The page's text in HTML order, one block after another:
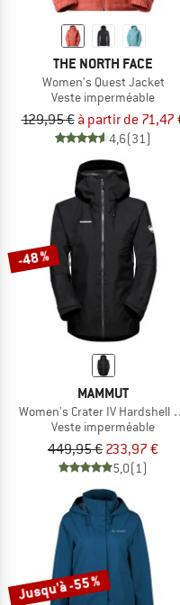
THE NORTH FACE
Women's Quest Jacket
Veste imperméable
129,95 € à partir de 71,47
4,6(31)
-48 %
MAMMUT
Women's Crater IV Hardshell
Veste imperméable
449,95 € 233,97 €
5,0(1)
Jusqu'à -55 %